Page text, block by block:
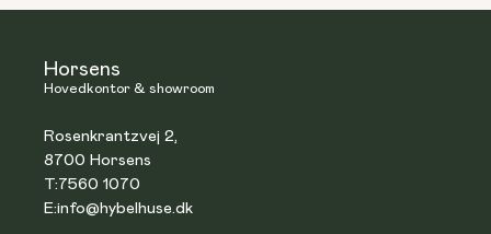
Horsens
Hovedkontor & showroom
Rosenkrantzvej 2,
8700 Horsens
T:7560 1070
E:info@hybelhuse.dk